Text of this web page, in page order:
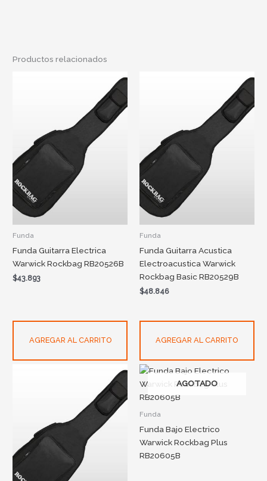
Productos relacionados
Funda
Funda Guitarra Electrica
Warwick Rockbag RB20526B
$43.893
AGREGAR AL CARRITO
Funda
Funda Guitarra Acustica
Electroacustica Warwick
Rockbag Basic RB20529B
$48.846
AGREGAR AL CARRITO
AGOTADO
Funda
Funda Bajo Electrico
Warwick Rockbag Plus
RB20605B